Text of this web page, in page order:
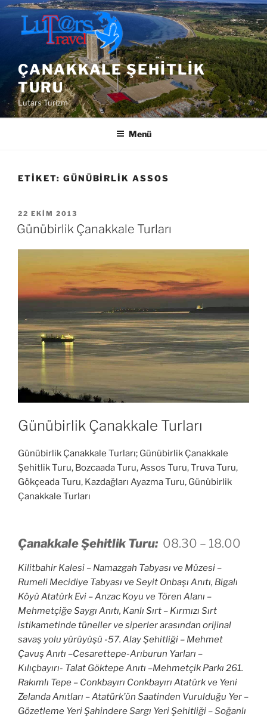
İçeriğe
geç
ÇANAKKALE ŞEHITLIK
TURU
Lutars Turizm
Menü
ETIKET: GÜNÜBIRLIK ASSOS
YAYIM
TARIHI
22 EKIM 2013
Günübirlik Çanakkale Turları
Günübirlik Çanakkale Turları
Günübirlik Çanakkale Turları; Günübirlik Çanakkale
Şehitlik Turu, Bozcaada Turu, Assos Turu, Truva Turu,
Gökçeada Turu, Kazdağları Ayazma Turu, Günübirlik
Çanakkale Turları
Çanakkale Şehitlik Turu: 08.30 – 18.00
Kilitbahir Kalesi – Namazgah Tabyası ve Müzesi –
Rumeli Mecidiye Tabyası ve Seyit Onbaşı Anıtı, Bigalı
Köyü Atatürk Evi – Anzac Koyu ve Tören Alanı –
Mehmetçiğe Saygı Anıtı, Kanlı Sırt – Kırmızı Sırt
istikametinde tüneller ve siperler arasından orijinal
savaş yolu yürüyüşü -57. Alay Şehitliği – Mehmet
Çavuş Anıtı –Cesarettepe-Arıburun Yarları –
Kılıçbayırı- Talat Göktepe Anıtı –Mehmetçik Parkı 261.
Rakımlı Tepe – Conkbayırı Conkbayırı Atatürk ve Yeni
Zelanda Anıtları – Atatürk’ün Saatinden Vurulduğu Yer –
Gözetleme Yeri Şahindere Sargı Yeri Şehitliği – Soğanlı